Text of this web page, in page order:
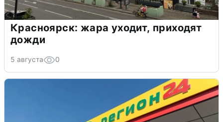
Красноярск: жара уходит, приходят
дожди
5 августа 0